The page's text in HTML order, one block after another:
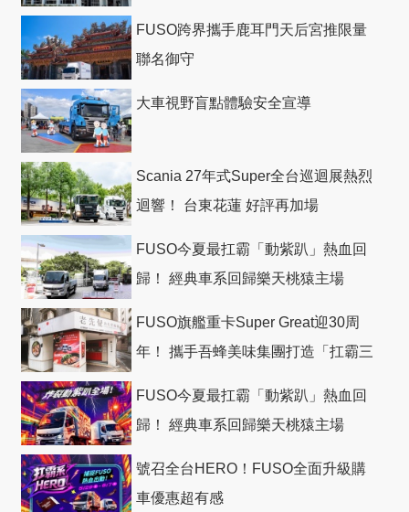
FUSO跨界攜手鹿耳門天后宮推限量
聯名御守
大車視野盲點體驗安全宣導
Scania 27年式Super全台巡迴展熱烈
迴響！ 台東花蓮 好評再加場
FUSO今夏最扛霸「動紫趴」熱血回
歸！ 經典車系回歸樂天桃猿主場
FUSO旗艦重卡Super Great迎30周
年！ 攜手吾蜂美味集團打造「扛霸三
FUSO今夏最扛霸「動紫趴」熱血回
歸！ 經典車系回歸樂天桃猿主場
號召全台HERO！FUSO全面升級購
車優惠超有感